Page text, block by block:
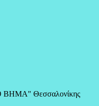
ΒΗΜΑ" Θεσσαλονίκης